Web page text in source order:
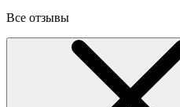
Все отзывы